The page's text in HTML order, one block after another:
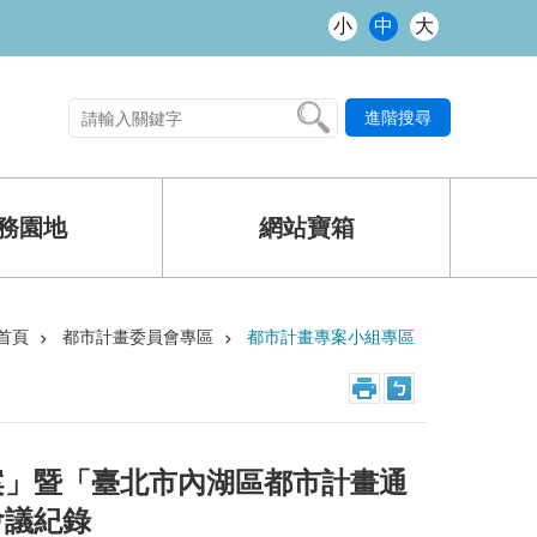
小 中 大
進階搜尋
園地 網站寶箱
頁 都市計畫委員會專區 都市計畫專案小組專區
暨「臺北市內湖區都市計畫通
紀錄